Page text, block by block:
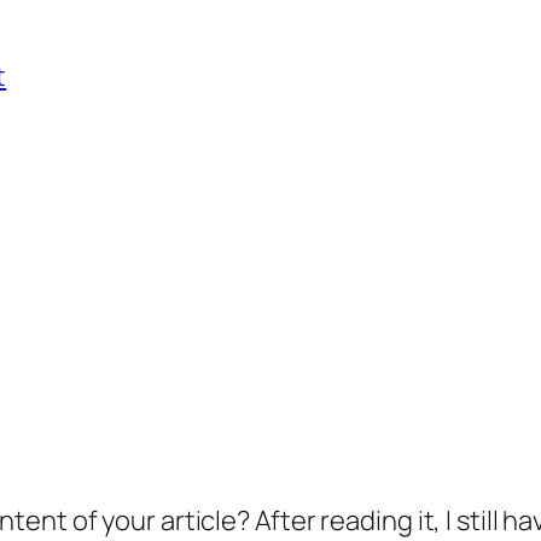
of your article? After reading it, I still